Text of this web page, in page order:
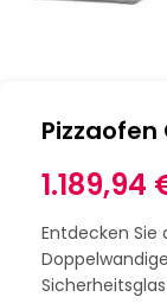
Pizzaofen
1.189,94
Entdecken Sie